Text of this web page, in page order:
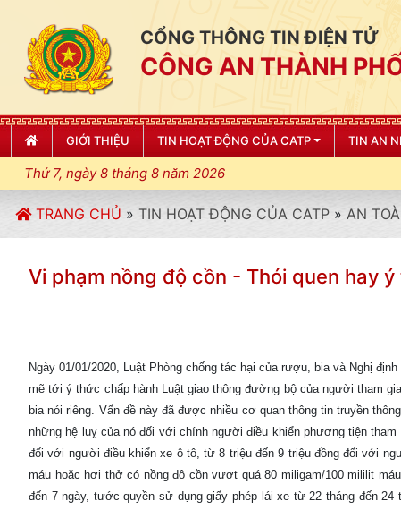
CỔNG THÔNG TIN ĐIỆN TỬ
CÔNG AN THÀNH
GIỚI THIỆU TIN HOẠT ĐỘNG CỦA CATP TIN AN
Thứ 7, ngày 8 tháng 8 năm 2026
TRANG CHỦ » TIN HOẠT ĐỘNG CỦA CATP » AN
Vi phạm nồng độ cồn - Thói quen hay ý
Ngày 01/01/2020, Luật Phòng chống tác hại của rượu, bia và Nghị
mẽ tới ý thức chấp hành Luật giao thông đường bộ của người tham
bia nói riêng. Vấn đề này đã được nhiều cơ quan thông tin truyền
những hệ luỵ của nó đối với chính người điều khiển phương tiện
đối với người điều khiển xe ô tô, từ 8 triệu đến 9 triệu đồng đối với
máu hoặc hơi thở có nồng độ cồn vượt quá 80 miligam/100 mililit
đến 7 ngày, tước quyền sử dụng giấy phép lái xe từ 22 tháng đến